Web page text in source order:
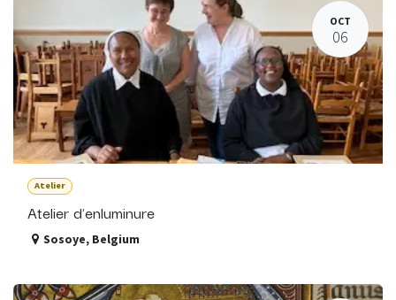
OCT
06
Atelier
Atelier d'enluminure
Sosoye, Belgium